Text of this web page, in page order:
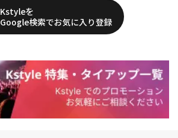
Kstyleを
Google検索でお気に入り登録